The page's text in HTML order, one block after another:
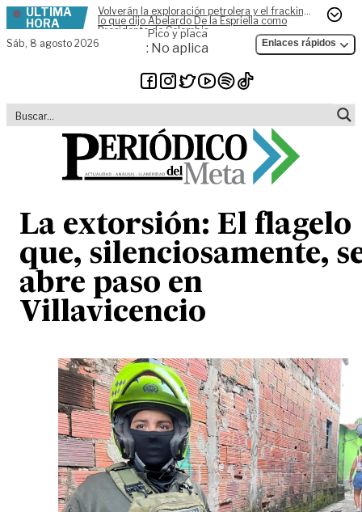
Skip to content
ÚLTIMA
HORA
Volverán la exploración petrolera y el fracking,
lo que dijo Abelardo De la Espriella como
Presidente de Colombia
Sáb, 8 agosto 2026
Pico y placa
: No aplica Enlaces rápidos
La extorsión: El flagelo
que, silenciosamente,
abre paso en
Villavicencio